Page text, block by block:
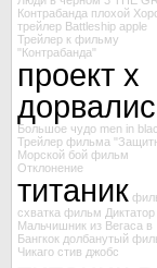
Контрабанда плохой
трейлер Battleship apple
Трейлер к фильму
"Контрабанда"
проект х
Большое чудо men in
Трейлер фильма
Морской бой фильм
Отклонение
титаник
схватка фильм Диктатор
Мальчишник из Вегаса в
Бангкок долбанутый
Чикаго стив джобс